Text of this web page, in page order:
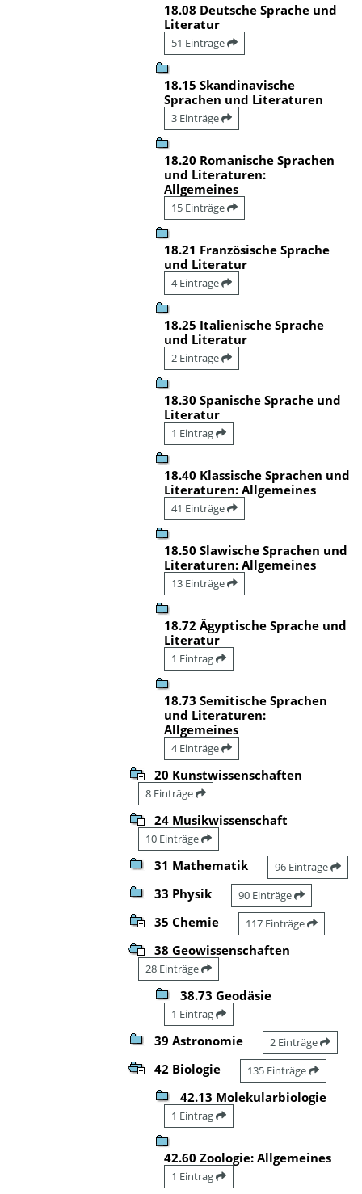
18.08 Deutsche Sprache und
Literatur
51 Einträge
18.15 Skandinavische
Sprachen und Literaturen
3 Einträge
18.20 Romanische Sprachen
und Literaturen:
Allgemeines
15 Einträge
18.21 Französische Sprache
und Literatur
4 Einträge
18.25 Italienische Sprache
und Literatur
2 Einträge
18.30 Spanische Sprache und
Literatur
1 Eintrag
18.40 Klassische Sprachen und
Literaturen: Allgemeines
41 Einträge
18.50 Slawische Sprachen und
Literaturen: Allgemeines
13 Einträge
18.72 Ägyptische Sprache und
Literatur
1 Eintrag
18.73 Semitische Sprachen
und Literaturen:
Allgemeines
4 Einträge
20 Kunstwissenschaften
8 Einträge
24 Musikwissenschaft
10 Einträge
31 Mathematik 96 Einträge
33 Physik 90 Einträge
35 Chemie 117 Einträge
38 Geowissenschaften
28 Einträge
38.73 Geodäsie
1 Eintrag
39 Astronomie 2 Einträge
42 Biologie 135 Einträge
42.13 Molekularbiologie
1 Eintrag
42.60 Zoologie: Allgemeines
1 Eintrag